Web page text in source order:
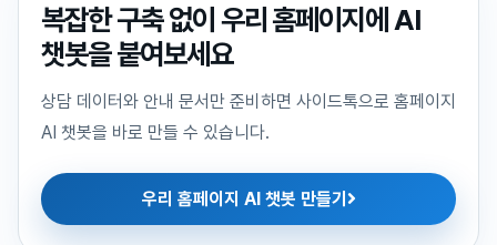
복잡한 구축 없이 우리 홈페이지에 AI
챗봇을 붙여보세요
상담 데이터와 안내 문서만 준비하면 사이드톡으로 홈페이지
AI 챗봇을 바로 만들 수 있습니다.
우리 홈페이지 AI 챗봇 만들기